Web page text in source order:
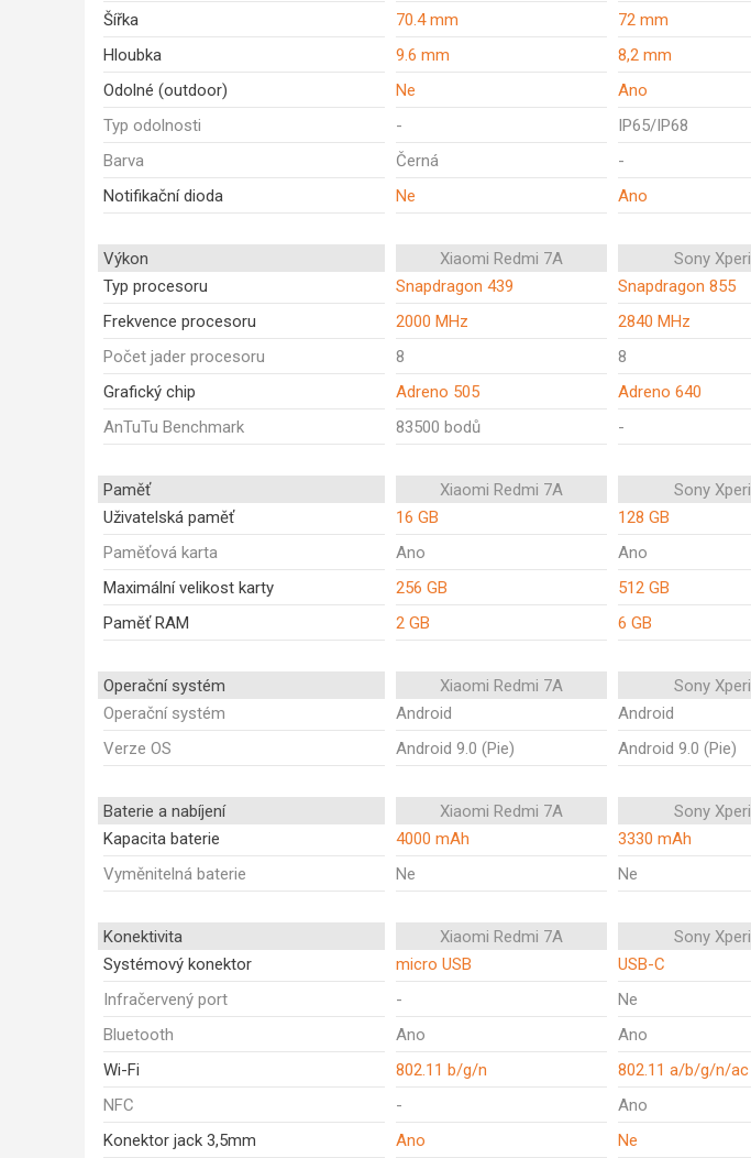
Šířka
70.4 mm
72 mm
Hloubka
9.6 mm
8,2 mm
Odolné (outdoor)
Ne
Ano
Typ odolnosti
-
IP65/IP68
Barva
Černá
-
Notifikační dioda
Ne Ano
Výkon Xiaomi Redmi 7A
Sony
Typ procesoru
Snapdragon 439
Snapdragon 855
Frekvence procesoru
2000 MHz
2840 MHz
Počet jader procesoru
8
8
Grafický chip
Adreno 505
Adreno 640
AnTuTu Benchmark
83500 bodů -
Paměť Xiaomi Redmi 7A
Sony
Uživatelská paměť
16 GB
128 GB
Paměťová karta
Ano
Ano
Maximální velikost karty
256 GB
512 GB
Paměť RAM
2 GB 6 GB
Operační systém Xiaomi Redmi 7A
Sony
Operační systém
Android
Android
Verze OS
Android 9.0 (Pie) Android 9.0 (Pie)
Baterie a nabíjení Xiaomi Redmi 7A
Sony
Kapacita baterie
4000 mAh
3330 mAh
Vyměnitelná baterie
Ne Ne
Konektivita Xiaomi Redmi 7A
Sony
Systémový konektor
micro USB
USB-C
Infračervený port
-
Ne
Bluetooth
Ano
Ano
Wi-Fi
802.11 b/g/n
802.11 a/b/g/n/ac
NFC
-
Ano
Konektor jack 3,5mm
Ano
Ne